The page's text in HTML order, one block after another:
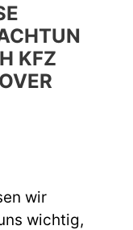
KFZ
wir
wichtig,